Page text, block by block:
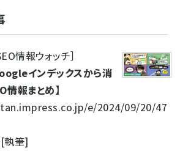
情報ウォッチ］
インデックスから消
情報まとめ】
e/2024/09/20/47
執筆]